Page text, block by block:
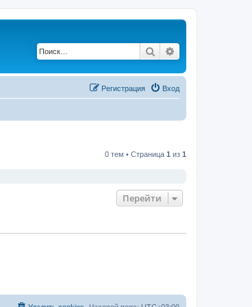
Поиск
Вход
Регистрация
0 тем • Страница 1 из 1
Перейти